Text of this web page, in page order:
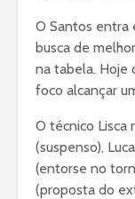
O Santos entra
busca de
na tabela. Hoje
foco alcançar
O técnico Lisca
(suspenso),
(entorse no
(proposta do